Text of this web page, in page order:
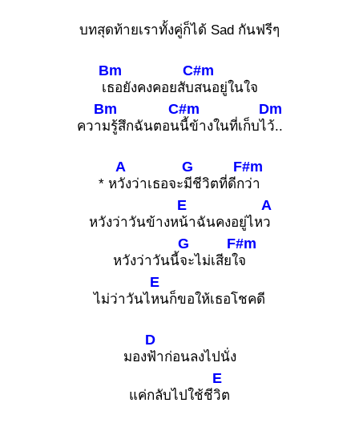
บทสุดท้ายเราทั้งคู่ก็ได้ Sad กันฟรีๆ
เ
Bm
ธอยังคงคอยสับ
C#m
สนอยู่ในใจ
ควา
Bm
มรู้สึกฉันตอน
C#m
นี้ข้างในที่เก็บไ
Dm
ว้..
* ห
A
วังว่าเธอจะ
G
มีชีวิตที่ดีก
F#m
ว่า
หวังว่าวันข้างห
E
น้าฉันคงอยู่ไห
A
ว
หวังว่าวันนี้
G
จะไม่เสียใ
F#m
จ
ไม่ว่าวันไ
E
หนก็ขอให้เธอโชคดี
มอง
D
ฟ้าก่อนลงไปนั่ง
แค่กลับไปใช้ชี
E
วิต